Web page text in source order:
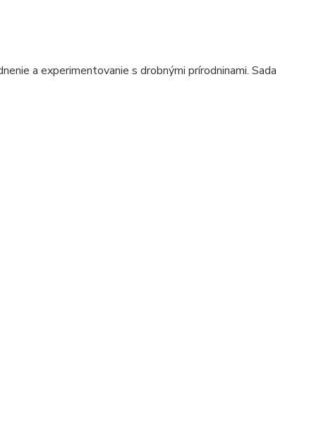
a experimentovanie s drobnými prírodninami. Sada